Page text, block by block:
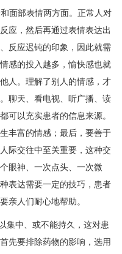
面部表情两方面。正常人对
应，然后再通过表情表达出
反应迟钝的印象，因此就需
感的投入越多，愉快感也就
人。理解了别人的情感，才
聊天、看电视、听广播、读
可以充实患者的信息来源。
丰富的情感；最后，要善于
际交往中至关重要，这种交
眼神、一次点头、一次微
表达需要一定的技巧，患者
亲人们耐心地帮助。
集中、或不能持久，这对患
先要排除药物的影响，选用